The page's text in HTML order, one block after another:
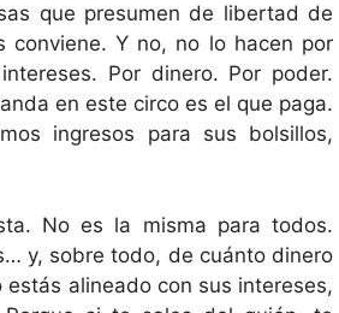
que presumen de libertad de
conviene. Y no, no lo hacen por
Por dinero. Por poder.
en este circo es el que paga.
ingresos para sus bolsillos,
No es la misma para todos.
y, sobre todo, de cuánto dinero
alineado con sus intereses,